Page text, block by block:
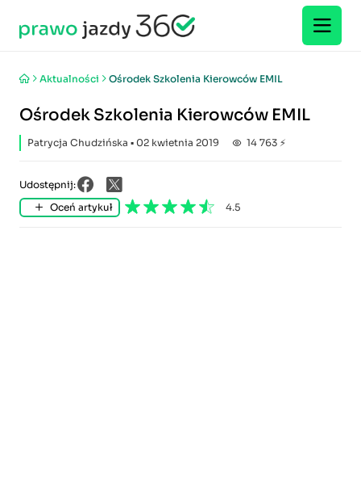
Aktualności Ośrodek Szkolenia Kierowców EMIL
Ośrodek Szkolenia Kierowców EMIL
Patrycja Chudzińska ▪ 02 kwietnia 2019 14 763 ⚡
Udostępnij:
Oceń artykuł
4.5